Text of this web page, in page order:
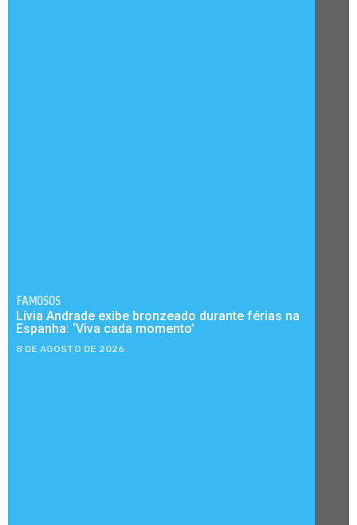
FAMOSOS
Lívia Andrade exibe bronzeado durante férias na
Espanha: ‘Viva cada momento’
8 DE AGOSTO DE 2026